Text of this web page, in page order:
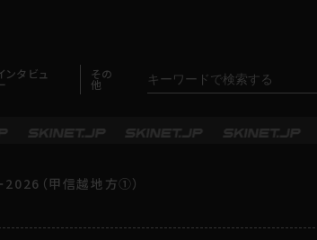
ンタビュ その
他
2026（甲信越地方①）